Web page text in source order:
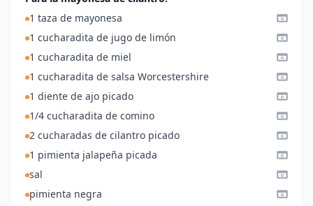
1 taza de mayonesa
1 cucharadita de jugo de limón
1 cucharadita de miel
1 cucharadita de salsa Worcestershire
1 diente de ajo picado
1/4 cucharadita de comino
2 cucharadas de cilantro picado
1 pimienta jalapeña picada
sal
pimienta negra